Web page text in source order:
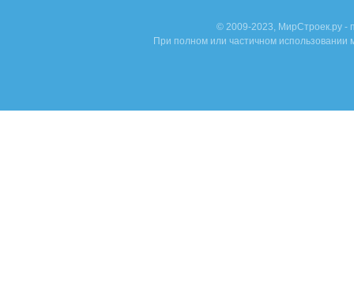
© 2009-2023, МирСтроек.ру -
При полном или частичном использовании